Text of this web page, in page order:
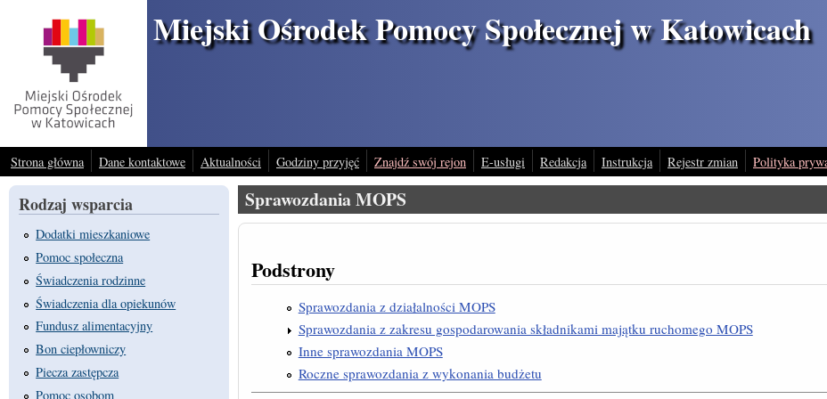
Miejski Ośrodek Pomocy Społecznej w Katowicach
Strona główna Dane kontaktowe Aktualności Godziny przyjęć Znajdź swój rejon E-usługi Redakcja Instrukcja Rejestr zmian Polityka
Rodzaj wsparcia
Dodatki mieszkaniowe
Pomoc społeczna
Świadczenia rodzinne
Świadczenia dla opiekunów
Fundusz alimentacyjny
Bon ciepłowniczy
Piecza zastępcza
Pomoc osobom
Sprawozdania MOPS
Podstrony
Sprawozdania z działalności MOPS
Sprawozdania z zakresu gospodarowania składnikami majątku ruchomego MOPS
Inne sprawozdania MOPS
Roczne sprawozdania z wykonania budżetu